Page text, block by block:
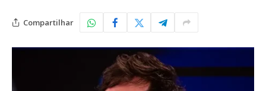
Compartilhar